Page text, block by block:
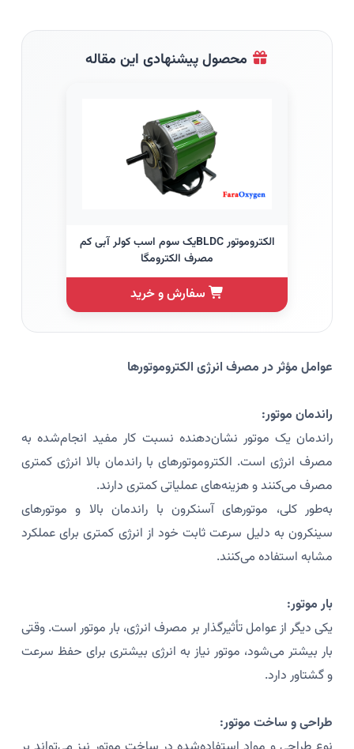
محصول پیشنهادی این مقاله
الکتروموتور BLDCیک سوم اسب کولر آبی کم
مصرف الکترومگا
سفارش و خرید
عوامل مؤثر در مصرف انرژی الکتروموتورها
راندمان موتور:
راندمان یک موتور نشان‌دهنده نسبت کار مفید انجام‌شده به
مصرف انرژی است. الکتروموتورهای با راندمان بالا انرژی کمتری
مصرف می‌کنند و هزینه‌های عملیاتی کمتری دارند.
به‌طور کلی، موتورهای آسنکرون با راندمان بالا و موتورهای
سینکرون به دلیل سرعت ثابت خود از انرژی کمتری برای عملکرد
مشابه استفاده می‌کنند.
بار موتور:
یکی دیگر از عوامل تأثیرگذار بر مصرف انرژی، بار موتور است. وقتی
بار بیشتر می‌شود، موتور نیاز به انرژی بیشتری برای حفظ سرعت
و گشتاور دارد.
طراحی و ساخت موتور: